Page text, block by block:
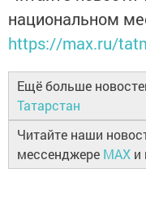
национальном
https://max.ru/
Ещё больше
Татарстан
Читайте наши
мессенджере MAX и